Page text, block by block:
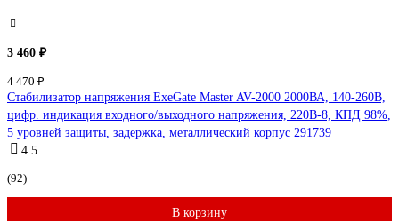
3 460 ₽
4 470 ₽
Стабилизатор напряжения ExeGate Master AV-2000 2000ВА, 140-260В,
цифр. индикация входного/выходного напряжения, 220В-8, КПД 98%,
5 уровней защиты, задержка, металлический корпус 291739
4.5
(92)
В корзину